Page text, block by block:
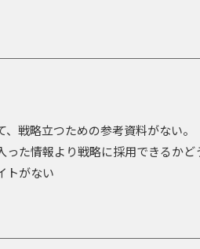
戦略立つための参考資料がない。
った情報より戦略に採用できるか
トがない